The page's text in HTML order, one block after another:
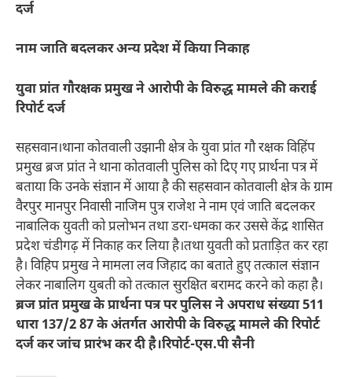
दर्ज
नाम जाति बदलकर अन्य प्रदेश में किया निकाह
युवा प्रांत गौरक्षक प्रमुख ने आरोपी के विरुद्ध मामले की कराई
रिपोर्ट दर्ज
सहसवान।थाना कोतवाली उझानी क्षेत्र के युवा प्रांत गौ रक्षक विहिंप
प्रमुख ब्रज प्रांत ने थाना कोतवाली पुलिस को दिए गए प्रार्थना पत्र में
बताया कि उनके संज्ञान में आया है की सहसवान कोतवाली क्षेत्र के ग्राम
वैरपुर मानपुर निवासी नाजिम पुत्र राजेश ने नाम एवं जाति बदलकर
नाबालिक युवती को प्रलोभन तथा डरा-धमका कर उससे केंद्र शासित
प्रदेश चंडीगढ़ में निकाह कर लिया है।तथा युवती को प्रताड़ित कर रहा
है। विहिप प्रमुख ने मामला लव जिहाद का बताते हुए तत्काल संज्ञान
लेकर नाबालिग युबती को तत्काल सुरक्षित बरामद करने को कहा है।
ब्रज प्रांत प्रमुख के प्रार्थना पत्र पर पुलिस ने अपराध संख्या 511
धारा 137/2 87 के अंतर्गत आरोपी के विरुद्ध मामले की रिपोर्ट
दर्ज कर जांच प्रारंभ कर दी है।रिपोर्ट-एस.पी सैनी